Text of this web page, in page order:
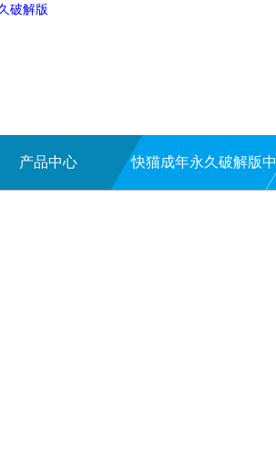
破解版
产品中心 快猫成年永久破解版中